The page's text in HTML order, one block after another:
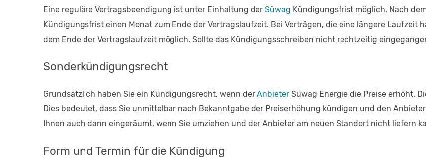
Eine reguläre Vertragsbeendigung ist unter Einhaltung der Süwag Kündigungsfrist möglich. Nach
Kündigungsfrist einen Monat zum Ende der Vertragslaufzeit. Bei Verträgen, die eine längere Laufzeit
dem Ende der Vertragslaufzeit möglich. Sollte das Kündigungsschreiben nicht rechtzeitig
Sonderkündigungsrecht
Grundsätzlich haben Sie ein Kündigungsrecht, wenn der Anbieter Süwag Energie die Preise erhöht.
Dies bedeutet, dass Sie unmittelbar nach Bekanntgabe der Preiserhöhung kündigen und den
Ihnen auch dann eingeräumt, wenn Sie umziehen und der Anbieter am neuen Standort nicht liefern
Form und Termin für die Kündigung